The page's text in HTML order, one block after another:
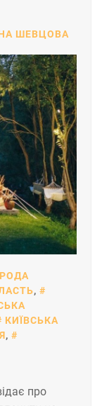
ШЕВЦОВА
,
КИЇВСЬКА
,
про